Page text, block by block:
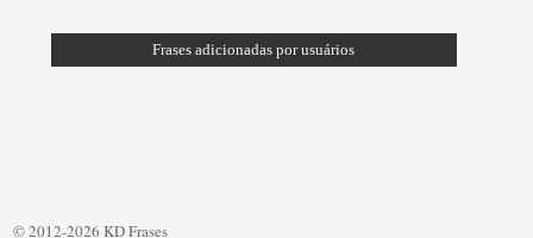
Frases adicionadas por usuários
© 2012-2026 KD Frases